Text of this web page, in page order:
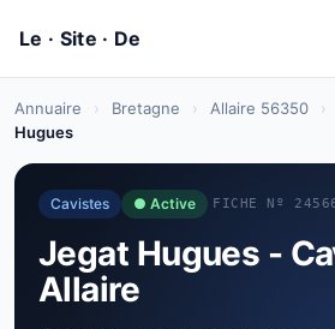
Annuaire › Bretagne › Allaire 56350 ›
Hugues
Cavistes ● Active FICHE Nº
Jegat Hugues -
Allaire